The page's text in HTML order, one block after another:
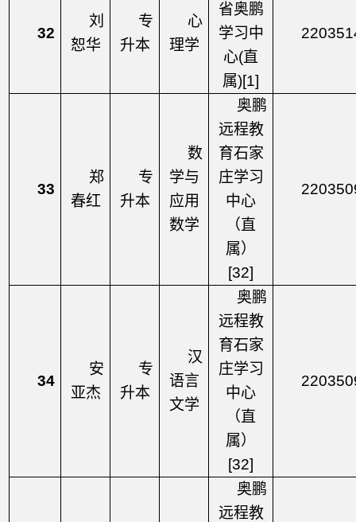
32
刘
恕华
专
升本
心
理学
省奥鹏
学习中
心(直
属)[1]
33
郑
春红
专
升本
数
学与
应用
数学
奥鹏
远程教
育石家
庄学习
中心
（直
属）
[32]
34
安
亚杰
专
升本
汉
语言
文学
奥鹏
远程教
育石家
庄学习
中心
（直
属）
[32]
奥鹏
远程教